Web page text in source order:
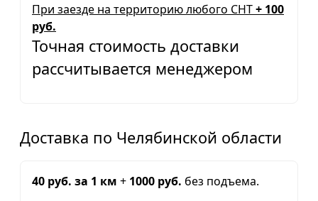
При заезде на территорию любого СНТ+ 100
руб.
Точная стоимость доставки
рассчитывается менеджером
Доставка по Челябинской области
40 руб. за 1 км + 1000 руб. без подъема.